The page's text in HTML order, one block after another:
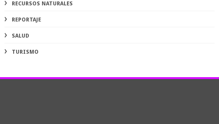
RECURSOS NATURALES
REPORTAJE
SALUD
TURISMO